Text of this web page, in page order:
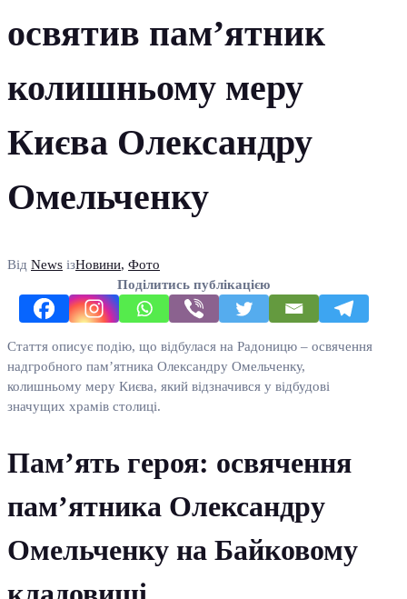
освятив пам’ятник
колишньому меру
Києва Олександру
Омельченку
Від News ізНовини, Фото
Поділитись публікацією
Стаття описує подію, що відбулася на Радоницю – освячення
надгробного пам’ятника Олександру Омельченку,
колишньому меру Києва, який відзначився у відбудові
значущих храмів столиці.
Пам’ять героя: освячення
пам’ятника Олександру
Омельченку на Байковому